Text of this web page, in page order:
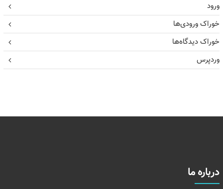
ورود
خوراک ورودی‌ها
خوراک دیدگاه‌ها
وردپرس
درباره ما